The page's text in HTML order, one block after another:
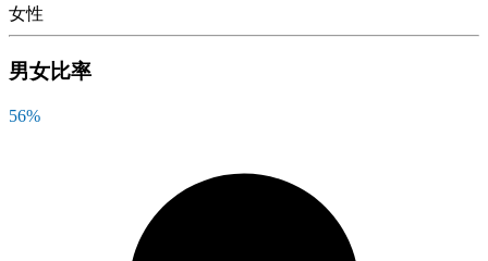
女性
男女比率
56%